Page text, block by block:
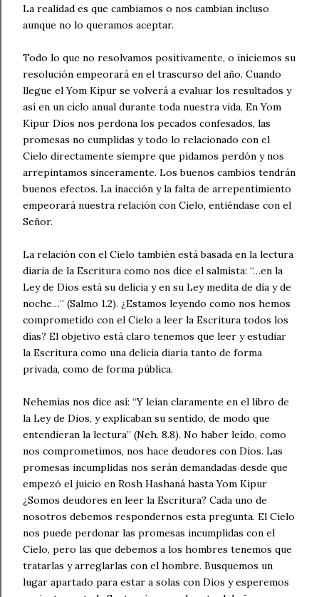
La realidad es que cambiamos o nos cambian incluso
aunque no lo queramos aceptar.
Todo lo que no resolvamos positivamente, o iniciemos su
resolución empeorará en el trascurso del año. Cuando
llegue el Yom Kipur se volverá a evaluar los resultados y
así en un ciclo anual durante toda nuestra vida. En Yom
Kipur Dios nos perdona los pecados confesados, las
promesas no cumplidas y todo lo relacionado con el
Cielo directamente siempre que pidamos perdón y nos
arrepintamos sinceramente. Los buenos cambios tendrán
buenos efectos. La inacción y la falta de arrepentimiento
empeorará nuestra relación con Cielo, entiéndase con el
Señor.
La relación con el Cielo también está basada en la lectura
diaria de la Escritura como nos dice el salmista: “…en la
Ley de Dios está su delicia y en su Ley medita de día y de
noche…” (Salmo 1.2). ¿Estamos leyendo como nos hemos
comprometido con el Cielo a leer la Escritura todos los
días? El objetivo está claro tenemos que leer y estudiar
la Escritura como una delicia diaria tanto de forma
privada, como de forma pública.
Nehemías nos dice así: “Y leían claramente en el libro de
la Ley de Dios, y explicaban su sentido, de modo que
entendieran la lectura” (Neh. 8.8). No haber leído, como
nos comprometimos, nos hace deudores con Dios. Las
promesas incumplidas nos serán demandadas desde que
empezó el juicio en Rosh Hashaná hasta Yom Kipur
¿Somos deudores en leer la Escritura? Cada uno de
nosotros debemos respondernos esta pregunta. El Cielo
nos puede perdonar las promesas incumplidas con el
Cielo, pero las que debemos a los hombres tenemos que
tratarlas y arreglarlas con el hombre. Busquemos un
lugar apartado para estar a solas con Dios y esperemos